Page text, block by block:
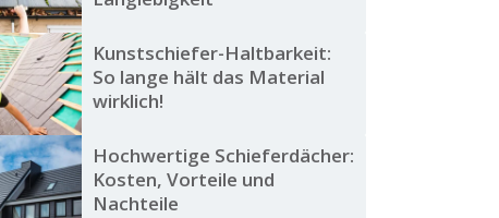
Kunstschiefer-Haltbarkeit:
So lange hält das Material
wirklich!
Hochwertige Schieferdächer:
Kosten, Vorteile und
Nachteile